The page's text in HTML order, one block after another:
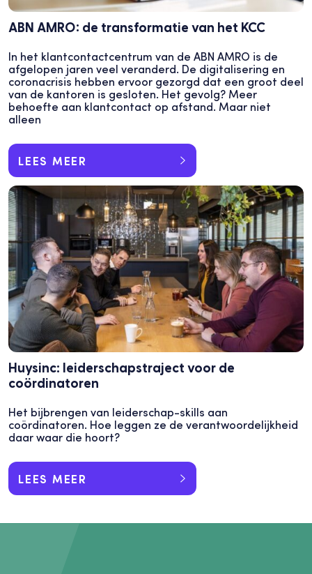
ABN AMRO: de transformatie van het KCC
In het klantcontactcentrum van de ABN AMRO is de
afgelopen jaren veel veranderd. De digitalisering en
coronacrisis hebben ervoor gezorgd dat een groot deel
van de kantoren is gesloten. Het gevolg? Meer
behoefte aan klantcontact op afstand. Maar niet
alleen
LEES MEER
Huysinc: leiderschapstraject voor de
coördinatoren
Het bijbrengen van leiderschap-skills aan
coördinatoren. Hoe leggen ze de verantwoordelijkheid
daar waar die hoort?
LEES MEER